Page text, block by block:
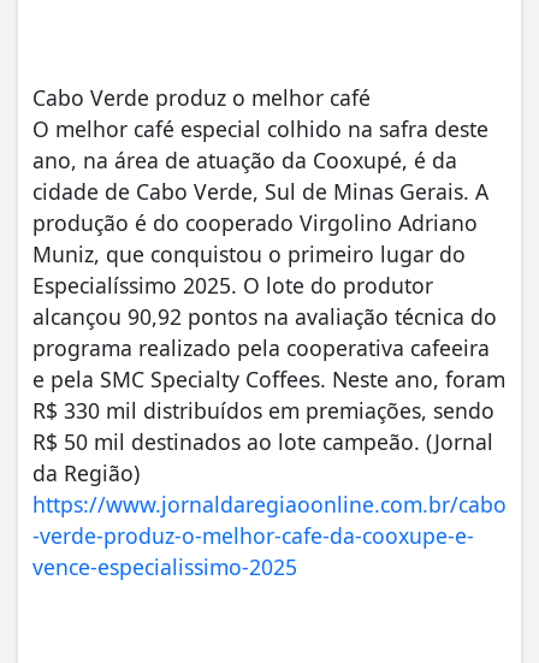
Cabo Verde produz o melhor café
O melhor café especial colhido na safra deste
ano, na área de atuação da Cooxupé, é da
cidade de Cabo Verde, Sul de Minas Gerais. A
produção é do cooperado Virgolino Adriano
Muniz, que conquistou o primeiro lugar do
Especialíssimo 2025. O lote do produtor
alcançou 90,92 pontos na avaliação técnica do
programa realizado pela cooperativa cafeeira
e pela SMC Specialty Coffees. Neste ano, foram
R$ 330 mil distribuídos em premiações, sendo
R$ 50 mil destinados ao lote campeão. (Jornal
da Região)
https://www.jornaldaregiaoonline.com.br/cabo
-verde-produz-o-melhor-cafe-da-cooxupe-e-
vence-especialissimo-2025